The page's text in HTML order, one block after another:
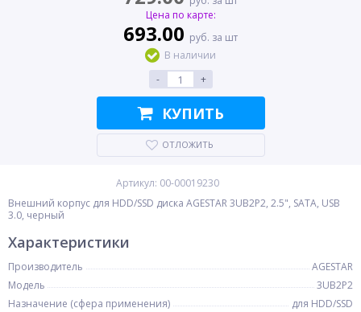
Цена по карте:
693.00 руб. за шт
В наличии
-
+
КУПИТЬ
ОТЛОЖИТЬ
Артикул: 00-00019230
Внешний корпус для HDD/SSD диска AGESTAR 3UB2P2, 2.5", SATA, USB
3.0, черный
Характеристики
Производитель
AGESTAR
Модель
3UB2P2
Назначение (сфера применения)
для HDD/SSD